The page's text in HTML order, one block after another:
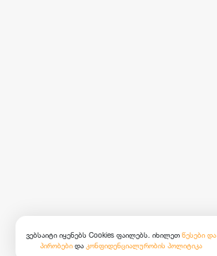
ვებსაიტი იყენებს Cookies ფაილებს. იხილეთ წესები და
პირობები და კონფიდენციალურობის პოლიტიკა